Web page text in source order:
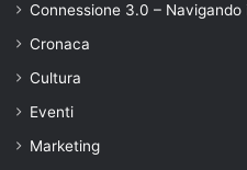
Connessione 3.0 – Navigando
Cronaca
Cultura
Eventi
Marketing